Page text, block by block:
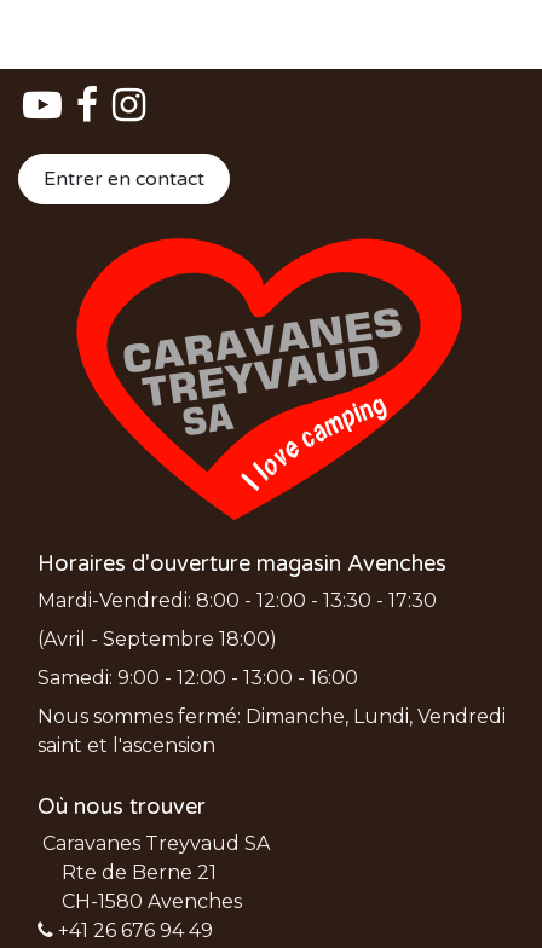
Entrer en contact
Horaires d'ouverture magasin Avenches
Mardi-Vendredi: 8:00 - 12:00 - 13:30 - 17:30
(Avril - Septembre 18:00)
Samedi: 9:00 - 12:00 - 13:00 - 16:00
Nous sommes fermé: Dimanche, Lundi, Vendredi
saint et l'ascension
Où nous trouver
Caravanes Treyvaud SA
Rte de Berne 21
CH-1580 Avenches
+41 26 676 94 49